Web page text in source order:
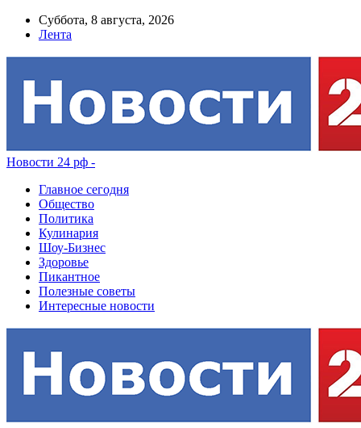
Суббота, 8 августа, 2026
Лента
Новости 24 рф -
Главное сегодня
Общество
Политика
Кулинария
Шоу-Бизнес
Здоровье
Пикантное
Полезные советы
Интересные новости